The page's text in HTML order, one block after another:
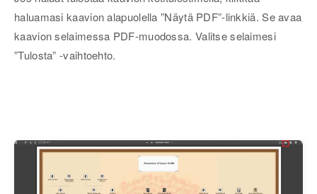
haluamasi kaavion alapuolella ”Näytä PDF”-linkkiä. Se avaa
kaavion selaimessa PDF-muodossa. Valitse selaimesi
”Tulosta” -vaihtoehto.